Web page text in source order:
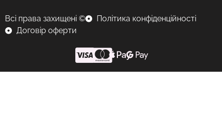
Всі права захищені ©
Політика конфіденційності
Договір оферти